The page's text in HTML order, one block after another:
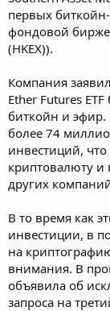
первых
фондовой бирже
(HKEX)).
Компания
Ether Futures
биткойн и эфир.
более 74
инвестиций,
криптовалюту и
других
В то время как
инвестиции, в
на
внимания. В
объявила об
запроса на